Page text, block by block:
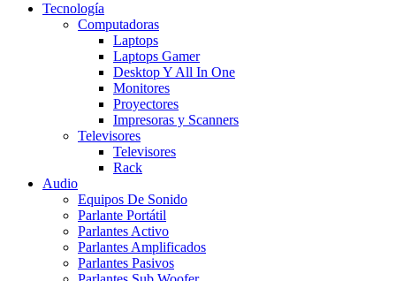
Tecnología
Computadoras
Laptops
Laptops Gamer
Desktop Y All In One
Monitores
Proyectores
Impresoras y Scanners
Televisores
Televisores
Rack
Audio
Equipos De Sonido
Parlante Portátil
Parlantes Activo
Parlantes Amplificados
Parlantes Pasivos